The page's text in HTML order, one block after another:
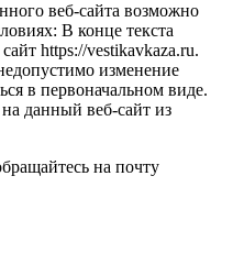
веб-сайта возможно
В конце текста
https://vestikavkaza.ru.
изменение
в первоначальном виде.
данный веб-сайт из
на почту